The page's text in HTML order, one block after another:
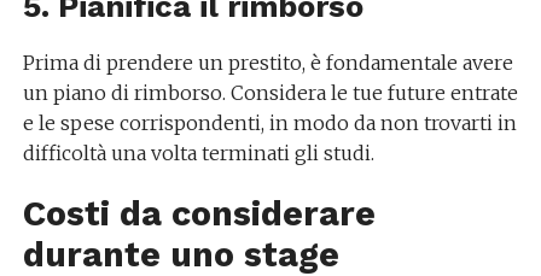
Prima di prendere un prestito, è fondamentale avere
un piano di rimborso. Considera le tue future entrate
e le spese corrispondenti, in modo da non trovarti in
difficoltà una volta terminati gli studi.
Costi da considerare
durante uno stage